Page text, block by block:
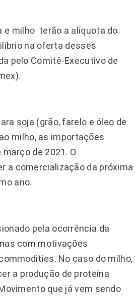
milho  terão a alíquota do
na oferta desses
pelo Comitê-Executivo de
soja (grão, farelo e óleo de
milho, as importações
de 2021. O
a comercialização da próxima
ano.
pela ocorrência da
com motivações
No caso do milho,
a produção de proteína
que já vem sendo